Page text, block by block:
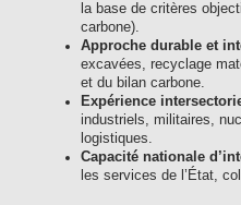
la base de critères
carbone).
Approche durable et
excavées, recyclage
et du bilan carbone.
Expérience
industriels, militaires,
logistiques.
Capacité nationale
les services de l’État,